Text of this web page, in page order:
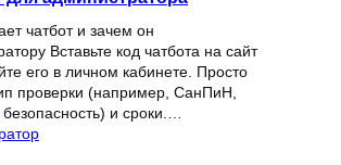
чатбот и зачем он
Вставьте код чатбота на сайт
его в личном кабинете. Просто
проверки (например, СанПиН,
и сроки.…